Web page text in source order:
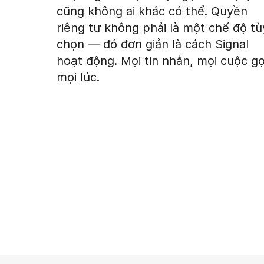
cũng không ai khác có thể. Quyền
riêng tư không phải là một chế độ
chọn — đó đơn giản là cách Signal
hoạt động. Mọi tin nhắn, mọi cuộc
mọi lúc.